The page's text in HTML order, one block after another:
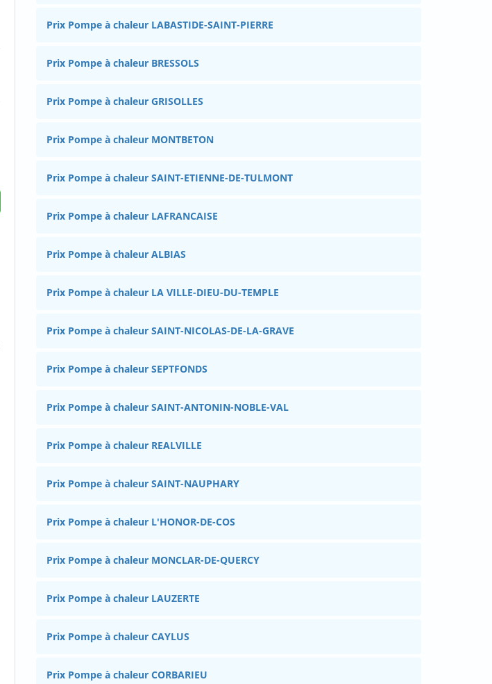
Prix Pompe à chaleur LABASTIDE-SAINT-PIERRE
Prix Pompe à chaleur BRESSOLS
Prix Pompe à chaleur GRISOLLES
Prix Pompe à chaleur MONTBETON
Prix Pompe à chaleur SAINT-ETIENNE-DE-TULMONT
Prix Pompe à chaleur LAFRANCAISE
Prix Pompe à chaleur ALBIAS
Prix Pompe à chaleur LA VILLE-DIEU-DU-TEMPLE
Prix Pompe à chaleur SAINT-NICOLAS-DE-LA-GRAVE
Prix Pompe à chaleur SEPTFONDS
Prix Pompe à chaleur SAINT-ANTONIN-NOBLE-VAL
Prix Pompe à chaleur REALVILLE
Prix Pompe à chaleur SAINT-NAUPHARY
Prix Pompe à chaleur L'HONOR-DE-COS
Prix Pompe à chaleur MONCLAR-DE-QUERCY
Prix Pompe à chaleur LAUZERTE
Prix Pompe à chaleur CAYLUS
Prix Pompe à chaleur CORBARIEU